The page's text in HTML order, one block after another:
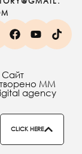
CLICK HERE
MM
agency